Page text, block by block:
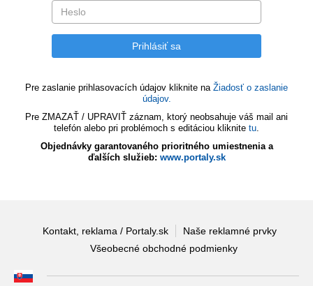
Pre zaslanie prihlasovacích údajov kliknite na Žiadosť o zaslanie
údajov.
Pre ZMAZAŤ / UPRAVIŤ záznam, ktorý neobsahuje váš mail ani
telefón alebo pri problémoch s editáciou kliknite tu.
Objednávky garantovaného prioritného umiestnenia a
ďalších služieb: www.portaly.sk
Kontakt, reklama / Portaly.sk
Naše reklamné prvky
Všeobecné obchodné podmienky